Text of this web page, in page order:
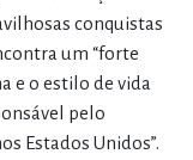
conquistas
um “forte
e o estilo de vida
pelo
Estados Unidos”.